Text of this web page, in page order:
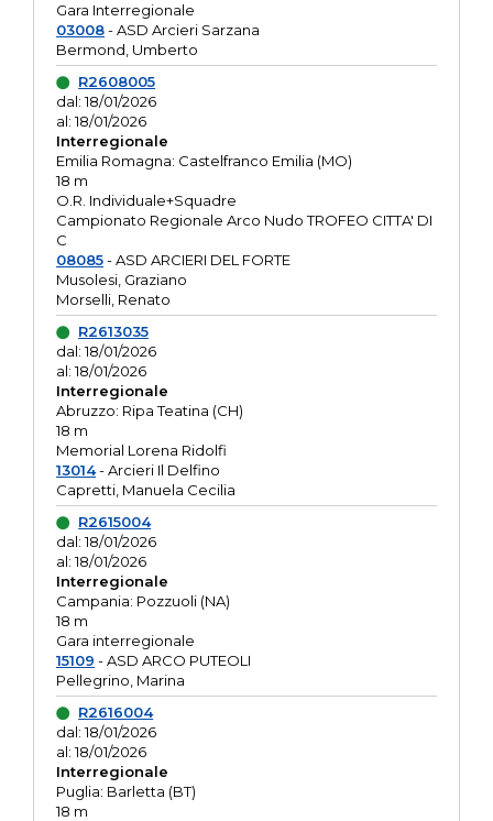
Gara Interregionale
03008- ASD Arcieri Sarzana
Bermond, Umberto
R2608005
dal: 18/01/2026
al: 18/01/2026
Interregionale
Emilia Romagna: Castelfranco Emilia (MO)
18 m
O.R. Individuale+Squadre
Campionato Regionale Arco Nudo TROFEO CITTA' DI
C
08085- ASD ARCIERI DEL FORTE
Musolesi, Graziano
Morselli, Renato
R2613035
dal: 18/01/2026
al: 18/01/2026
Interregionale
Abruzzo: Ripa Teatina (CH)
18 m
Memorial Lorena Ridolfi
13014- Arcieri Il Delfino
Capretti, Manuela Cecilia
R2615004
dal: 18/01/2026
al: 18/01/2026
Interregionale
Campania: Pozzuoli (NA)
18 m
Gara interregionale
15109 - ASD ARCO PUTEOLI
Pellegrino, Marina
R2616004
dal: 18/01/2026
al: 18/01/2026
Interregionale
Puglia: Barletta (BT)
18 m